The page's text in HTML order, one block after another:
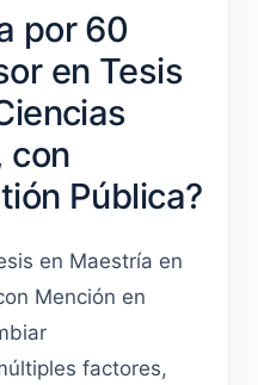
por 60
en Tesis
con
Pública?
en Maestría en
Mención en
factores,